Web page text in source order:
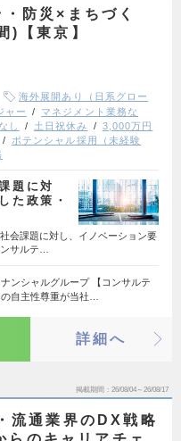
防災×まちづく
)【東京】
海外展開あり（日系グロー
ャー
マネジメント業務な
し 土日祝休み
3,000万円
ポテンシャル採用（未経験
題に対
た政策・
会課題に対し、イノベーション要
サルテ…
ンシャルグループ 【コンサルテ
自主性尊重が当社…
詳細へ
掲載期間 26/08/04～26/08/17
流通業界のDX戦略